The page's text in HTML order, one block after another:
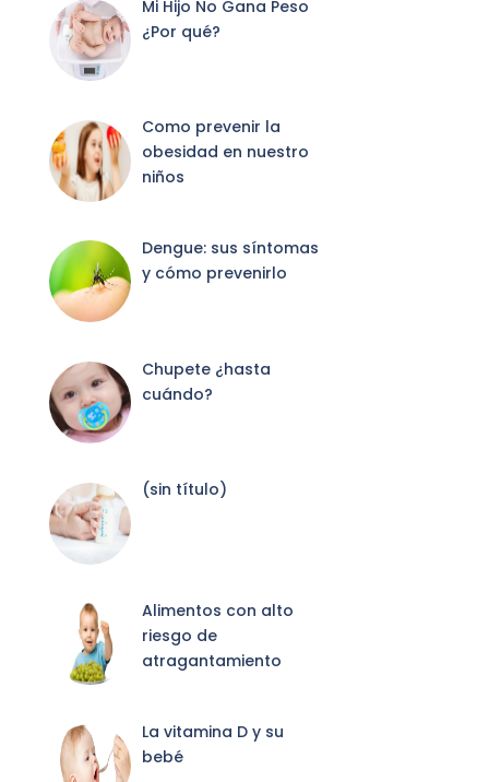
Mi Hijo No Gana Peso
¿Por qué?
Como prevenir la
obesidad en nuestro
niños
Dengue: sus síntomas
y cómo prevenirlo
Chupete ¿hasta
cuándo?
(sin título)
Alimentos con alto
riesgo de
atragantamiento
La vitamina D y su
bebé